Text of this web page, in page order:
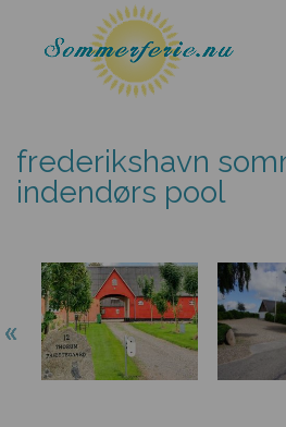
frederikshavn
indendørs pool